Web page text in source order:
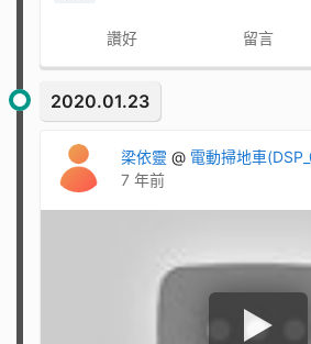
讚好 留言
2020.01.23
梁依靈 @ 電動掃地車
7 年前